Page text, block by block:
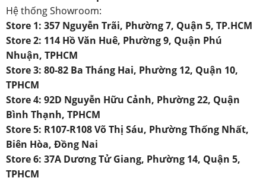
Hệ thống Showroom:
Store 1: 357 Nguyễn Trãi, Phường 7, Quận 5, TP.HCM
Store 2: 114 Hồ Văn Huê, Phường 9, Quận Phú
Nhuận, TPHCM
Store 3: 80-82 Ba Tháng Hai, Phường 12, Quận 10,
TPHCM
Store 4: 92D Nguyễn Hữu Cảnh, Phường 22, Quận
Bình Thạnh, TPHCM
Store 5: R107-R108 Võ Thị Sáu, Phường Thống Nhất,
Biên Hòa, Đồng Nai
Store 6: 37A Dương Tử Giang, Phường 14, Quận 5,
TPHCM